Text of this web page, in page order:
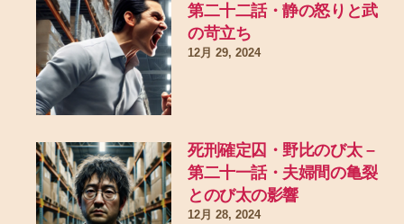
第二十二話・静の怒りと武
の苛立ち
12月 29, 2024
死刑確定囚・野比のび太 –
第二十一話・夫婦間の亀裂
とのび太の影響
12月 28, 2024